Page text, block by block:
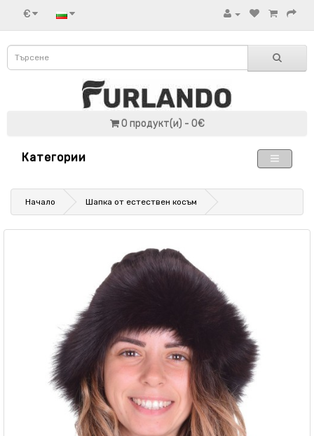
€
0 продукт(и) - 0€
Категории
Начало Шапка от естествен косъм